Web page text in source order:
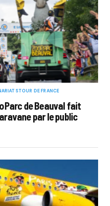
TOUR DE FRANCE
de Beauval fait
par le public